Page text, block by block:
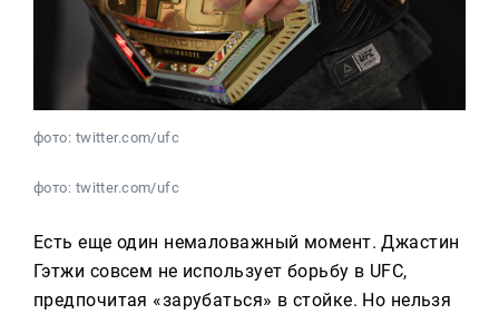
фото: twitter.com/ufc
фото: twitter.com/ufc
Есть еще один немаловажный момент. Джастин
Гэтжи совсем не использует борьбу в UFC,
предпочитая «зарубаться» в стойке. Но нельзя